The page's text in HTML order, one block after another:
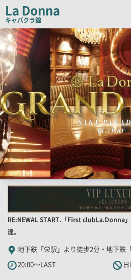
コ
ピ
ー
La Donna
キャバクラ錦
検
索
結
果
一
覧
用
画
像
店
舗
PR
キ
ャ
RE:NEWAL START.「First clubLa.Donna
達。
地下鉄「栄駅」より徒歩2分・地下鉄
20:00～LAST